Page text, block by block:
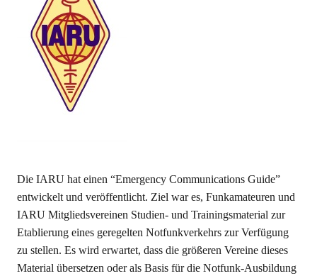
Die IARU hat einen “Emergency Communications Guide”
entwickelt und veröffentlicht. Ziel war es, Funkamateuren und
IARU Mitgliedsvereinen Studien- und Trainingsmaterial zur
Etablierung eines geregelten Notfunkverkehrs zur Verfügung
zu stellen. Es wird erwartet, dass die größeren Vereine dieses
Material übersetzen oder als Basis für die Notfunk-Ausbildung